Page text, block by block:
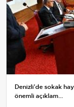
Denizli'de sokak
önemli açıklam...